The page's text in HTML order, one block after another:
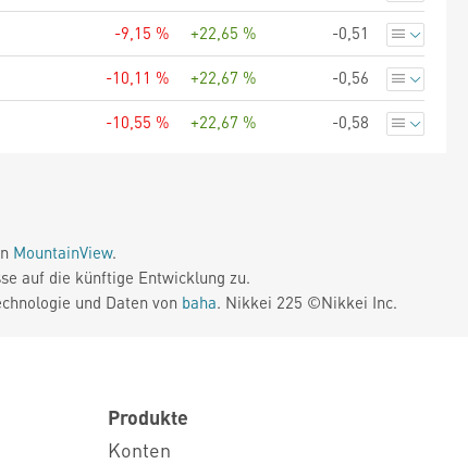
-9,15 % +22,65 % -0,51
-10,11 % +22,67 % -0,56
-10,55 % +22,67 % -0,58
MountainView.
auf die künftige Entwicklung zu.
und Daten von baha. Nikkei 225 ©Nikkei Inc.
Produkte
Konten